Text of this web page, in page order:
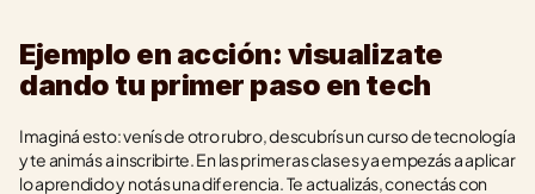
Ejemplo en acción: visualizate
dando tu primer paso en tech
Imaginá esto: venís de otro rubro, descubrís un curso de tecnología
y te animás a inscribirte. En las primeras clases ya empezás a aplicar
lo aprendido y notás una diferencia. Te actualizás, conectás con